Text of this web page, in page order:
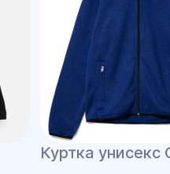
Куртка унисекс